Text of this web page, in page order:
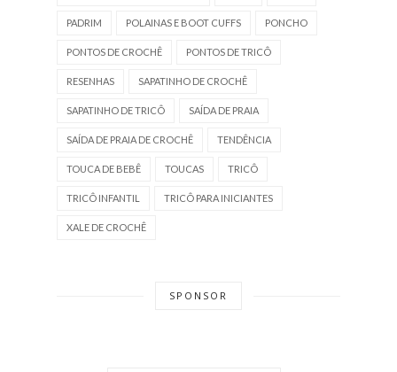
PADRIM POLAINAS E BOOT CUFFS PONCHO
PONTOS DE CROCHÊ PONTOS DE TRICÔ
RESENHAS SAPATINHO DE CROCHÊ
SAPATINHO DE TRICÔ SAÍDA DE PRAIA
SAÍDA DE PRAIA DE CROCHÊ TENDÊNCIA
TOUCA DE BEBÊ TOUCAS TRICÔ
TRICÔ INFANTIL TRICÔ PARA INICIANTES
XALE DE CROCHÊ
SPONSOR